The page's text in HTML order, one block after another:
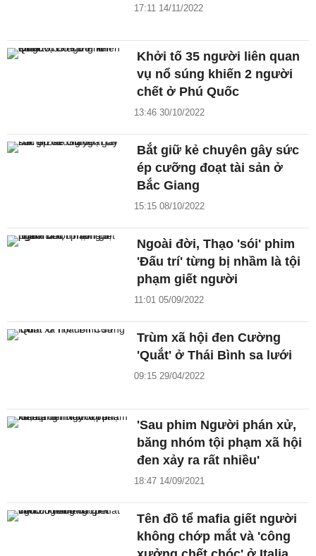
17:11 14/11/2022
Khởi tố 35 người liên quan
vụ nổ súng khiến 2 người
chết ở Phú Quốc
13:46 30/10/2022
Bắt giữ kẻ chuyên gây sức
ép cưỡng đoạt tài sản ở
Bắc Giang
15:15 08/10/2022
Ngoài đời, Thạo 'sói' phim
'Đấu trí' từng bị nhầm là tội
phạm giết người
11:01 05/09/2022
Trùm xã hội đen Cường
'Quắt' ở Thái Bình sa lưới
09:15 29/04/2022
'Sau phim Người phán xử,
băng nhóm tội phạm xã hội
đen xảy ra rất nhiều'
18:47 14/09/2021
Tên đồ tể mafia giết người
không chớp mắt và 'công